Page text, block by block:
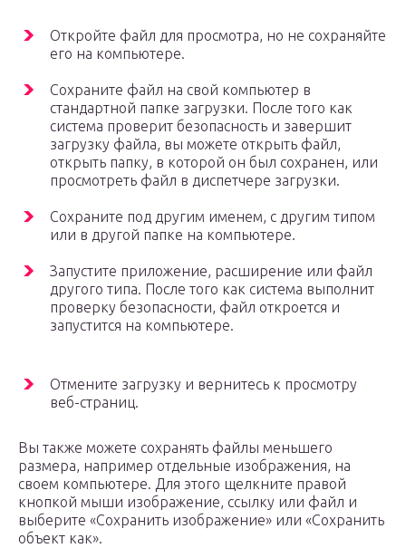
Откройте файл для просмотра, но не сохраняйте
его на компьютере.
Сохраните файл на свой компьютер в
стандартной папке загрузки. После того как
система проверит безопасность и завершит
загрузку файла, вы можете открыть файл,
открыть папку, в которой он был сохранен, или
просмотреть файл в диспетчере загрузки.
Сохраните под другим именем, с другим типом
или в другой папке на компьютере.
Запустите приложение, расширение или файл
другого типа. После того как система выполнит
проверку безопасности, файл откроется и
запустится на компьютере.
Отмените загрузку и вернитесь к просмотру
веб-страниц.
Вы также можете сохранять файлы меньшего
размера, например отдельные изображения, на
своем компьютере. Для этого щелкните правой
кнопкой мыши изображение, ссылку или файл и
выберите «Сохранить изображение» или «Сохранить
объект как».